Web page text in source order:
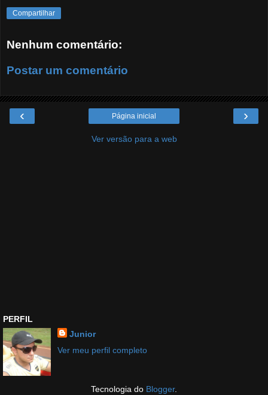
Compartilhar
Nenhum comentário:
Postar um comentário
‹ ›
Página inicial
Ver versão para a web
PERFIL
Junior
Ver meu perfil completo
Tecnologia do Blogger.